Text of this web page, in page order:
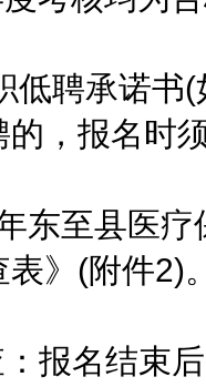
聘承诺书(
的，报名时
至县医疗
表》(附件2)
名结束后